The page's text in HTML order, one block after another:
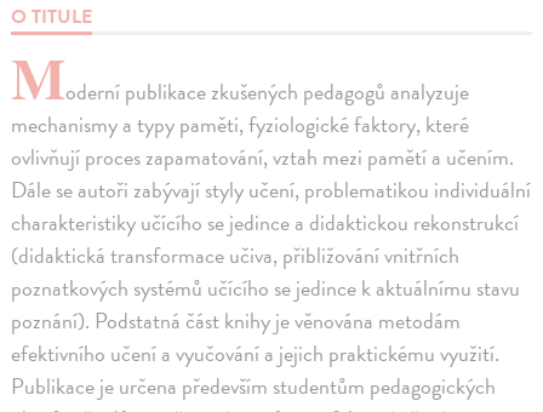
O TITULE
Moderní publikace zkušených pedagogů analyzuje
mechanismy a typy paměti, fyziologické faktory, které
ovlivňují proces zapamatování, vztah mezi pamětí a učením.
Dále se autoři zabývají styly učení, problematikou individuální
charakteristiky učícího se jedince a didaktickou rekonstrukcí
(didaktická transformace učiva, přibližování vnitřních
poznatkových systémů učícího se jedince k aktuálnímu stavu
poznání). Podstatná část knihy je věnována metodám
efektivního učení a vyučování a jejich praktickému využití.
Publikace je určena především studentům pedagogických